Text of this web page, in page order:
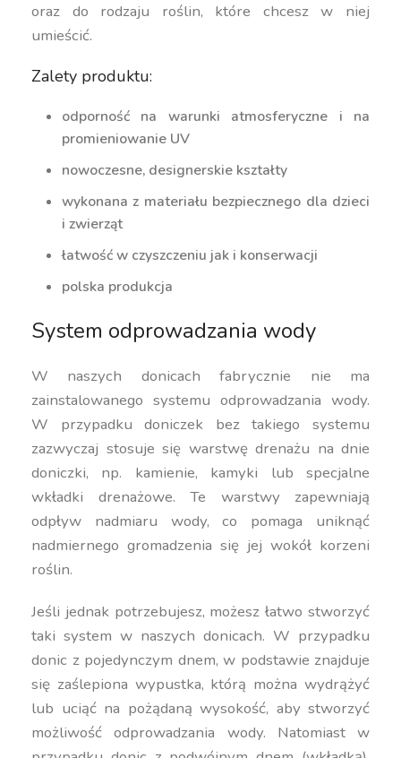
oraz do rodzaju roślin, które chcesz w niej
umieścić.
Zalety produktu:
odporność na warunki atmosferyczne i na
promieniowanie UV
nowoczesne, designerskie kształty
wykonana z materiału bezpiecznego dla dzieci
i zwierząt
łatwość w czyszczeniu jak i konserwacji
polska produkcja
System odprowadzania wody
W naszych donicach fabrycznie nie ma
zainstalowanego systemu odprowadzania wody.
W przypadku doniczek bez takiego systemu
zazwyczaj stosuje się warstwę drenażu na dnie
doniczki, np. kamienie, kamyki lub specjalne
wkładki drenażowe. Te warstwy zapewniają
odpływ nadmiaru wody, co pomaga uniknąć
nadmiernego gromadzenia się jej wokół korzeni
roślin.
Jeśli jednak potrzebujesz, możesz łatwo stworzyć
taki system w naszych donicach. W przypadku
donic z pojedynczym dnem, w podstawie znajduje
się zaślepiona wypustka, którą można wydrążyć
lub uciąć na pożądaną wysokość, aby stworzyć
możliwość odprowadzania wody. Natomiast w